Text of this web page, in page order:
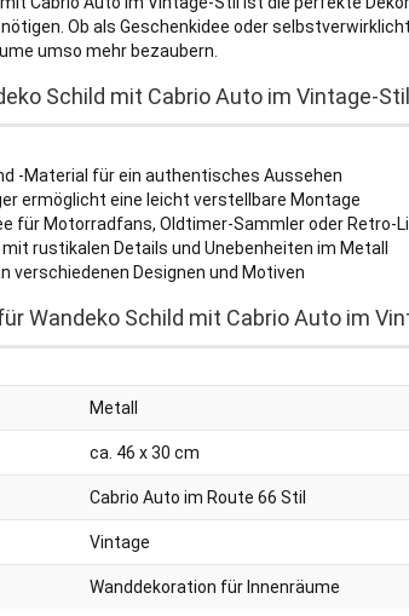
Ob als Geschenkidee oder
umso mehr bezaubern.
Schild mit Cabrio Auto im Vintage-
-Material für ein authentisches Aussehen
ermöglicht eine leicht verstellbare Montage
für Motorradfans, Oldtimer-Sammler oder Retro-
rustikalen Details und Unebenheiten im Metall
verschiedenen Designen und Motiven
Wandeko Schild mit Cabrio Auto im
Metall
ca. 46 x 30 cm
Cabrio Auto im Route 66 Stil
Vintage
Wanddekoration für Innenräume